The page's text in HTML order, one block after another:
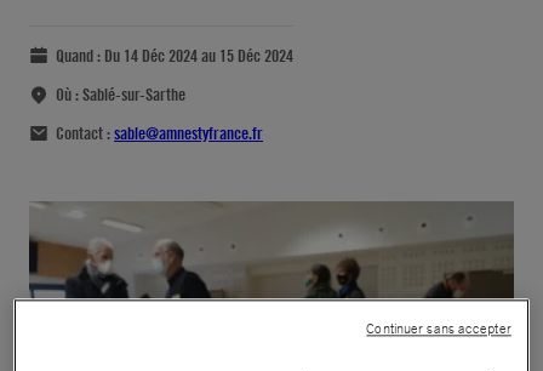
Quand : Du 14 Déc 2024 au 15 Déc 2024
Où :Sablé-sur-Sarthe
Contact :sable@amnestyfrance.fr
Continuer sans accepter